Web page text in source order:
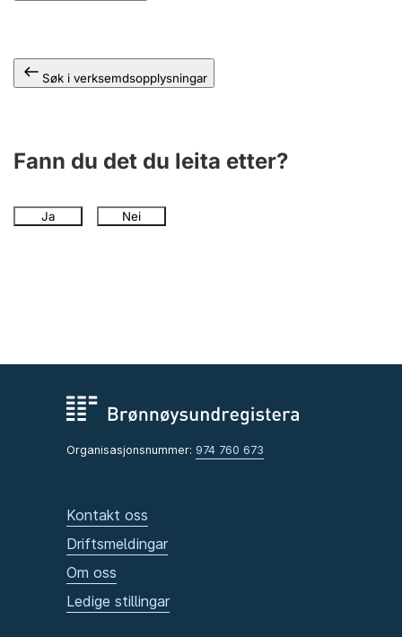
Søk i verksemdsopplysningar
Fann du det du leita etter?
Ja Nei
Organisasjonsnummer: 974 760 673
Kontakt oss
Driftsmeldingar
Om oss
Ledige stillingar